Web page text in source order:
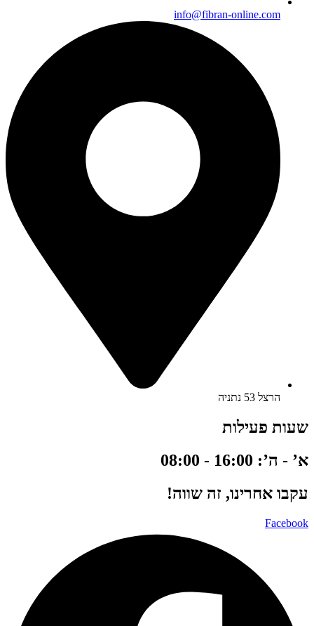
info@fibran-online.com
הרצל 53 נתניה
שעות פעילות
א’ - ה’: 16:00 - 08:00
עקבו אחרינו, זה שווה!
Facebook